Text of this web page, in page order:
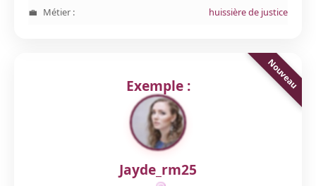
Métier : huissière de justice
Exemple :
Jayde_rm25